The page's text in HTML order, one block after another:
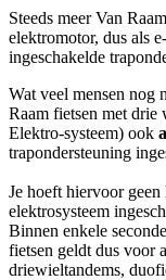
Steeds meer Van
elektromotor, dus als
ingeschakelde
Wat veel mensen nog
Raam fietsen met drie
Elektro-systeem) ook
trapondersteuning
Je hoeft hiervoor
elektrosysteem
Binnen enkele
fietsen geldt dus voor
driewieltandems,